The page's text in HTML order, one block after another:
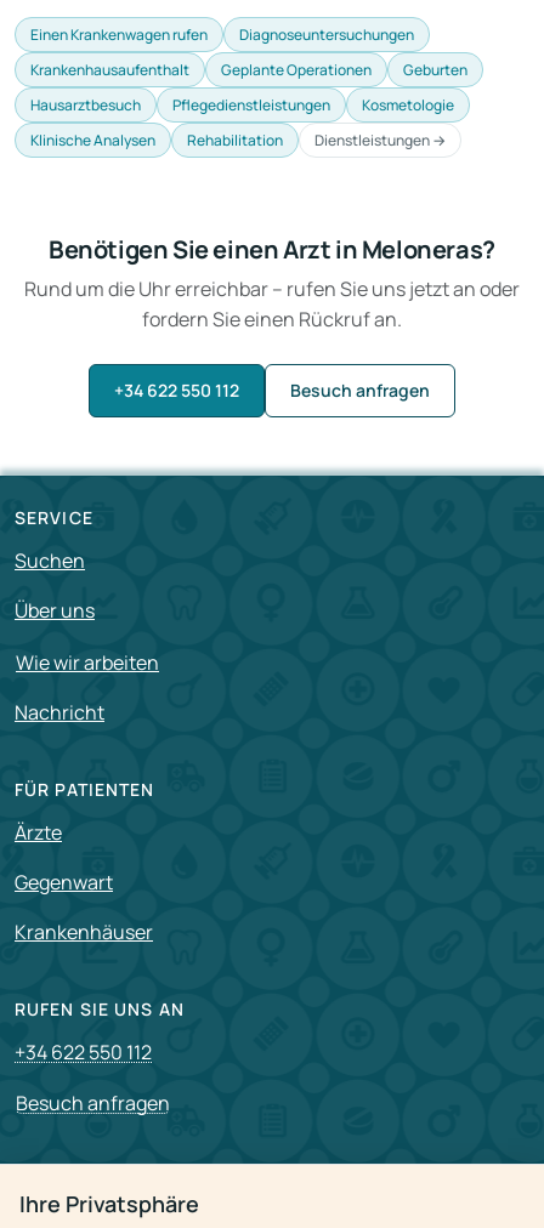
Ihre Privatsphäre
Einen Krankenwagen rufen
Diagnoseuntersuchungen
Krankenhausaufenthalt
Geplante Operationen
Geburten
Hausarztbesuch
Pflegedienstleistungen
Kosmetologie
Klinische Analysen
Rehabilitation Dienstleistungen →
Benötigen Sie einen Arzt in Meloneras?
Rund um die Uhr erreichbar – rufen Sie uns jetzt an oder
fordern Sie einen Rückruf an.
+34 622 550 112 Besuch anfragen
SERVICE
Suchen
Über uns
Wie wir arbeiten
Nachricht
FÜR PATIENTEN
Ärzte
Gegenwart
Krankenhäuser
RUFEN SIE UNS AN
+34 622 550 112
Besuch anfragen
Für Partner